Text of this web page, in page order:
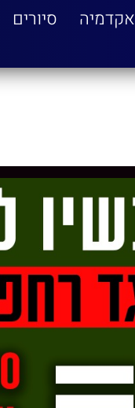
אקדמיה סיורים